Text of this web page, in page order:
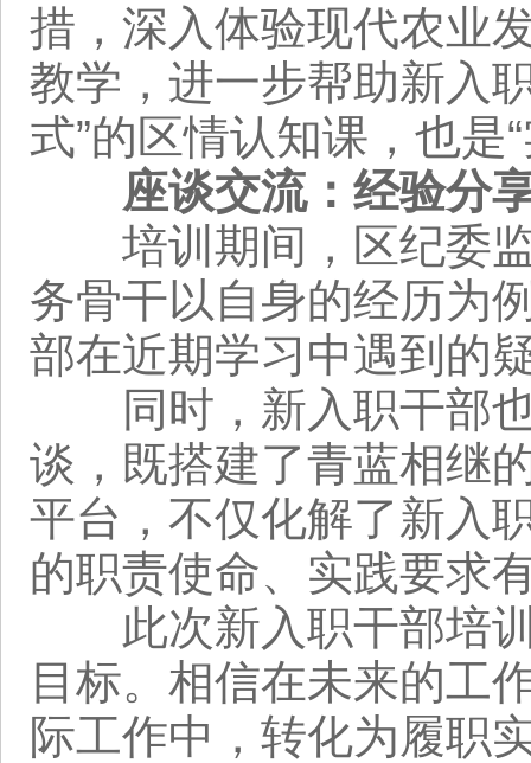
措，深入体验现代农业
教学，进一步帮助新入
式”的区情认知课，也是
座谈交流：经验分
培训期间，区纪委监
务骨干以自身的经历为
部在近期学习中遇到
同时，新入职干部也
谈，既搭建了青蓝相继
平台，不仅化解了新入
的职责使命、实践要求
此次新入职干部培训
目标。相信在未来的工
际工作中，转化为履职